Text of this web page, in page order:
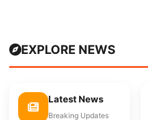
EXPLORE NEWS
Latest News
Breaking Updates